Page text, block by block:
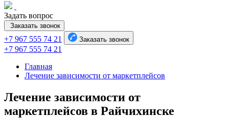
Задать вопрос
Заказать звонок
+7 967 555 74 21 Заказать звонок
+7 967 555 74 21
Главная
Лечение зависимости от маркетплейсов
Лечение зависимости от
маркетплейсов в Райчихинске